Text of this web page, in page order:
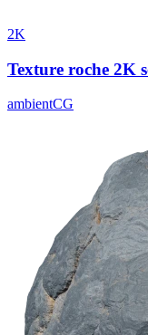
2K
Texture roche 2K
ambientCG